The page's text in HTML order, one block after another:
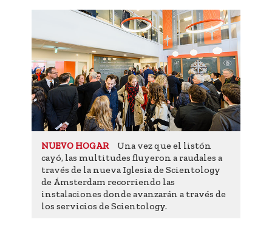
NUEVO HOGAR
Una vez que el listón
cayó, las multitudes fluyeron a raudales a
través de la nueva Iglesia de Scientology
de Ámsterdam recorriendo las
instalaciones donde avanzarán a través de
los servicios de Scientology.